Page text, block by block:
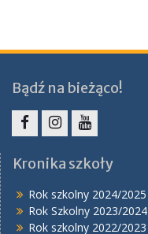
Bądź na bieżąco!
Kronika szkoły
Rok szkolny 2024/2025
Rok Szkolny 2023/2024
Rok szkolny 2022/2023